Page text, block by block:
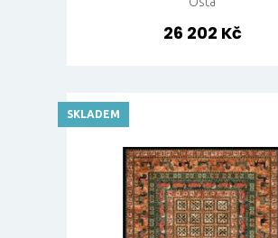
26 202 Kč
SKLADEM